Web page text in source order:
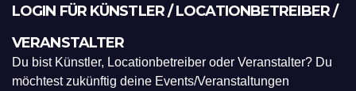
LOGIN FÜR KÜNSTLER / LOCATIONBETREIBER /
VERANSTALTER
Du bist Künstler, Locationbetreiber oder Veranstalter? Du
möchtest zukünftig deine Events/Veranstaltungen